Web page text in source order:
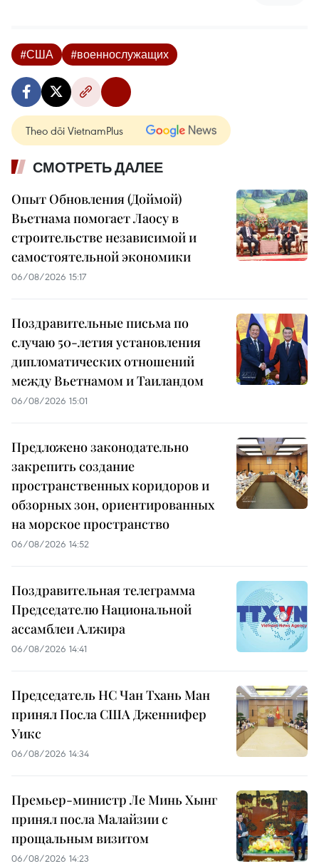
#США #военнослужащих
Theo dõi VietnamPlus
СМОТРЕТЬ ДАЛЕЕ
Опыт Обновления (Доймой)
Вьетнама помогает Лаосу в
строительстве независимой и
самостоятельной экономики
06/08/2026 15:17
Поздравительные письма по
случаю 50-летия установления
дипломатических отношений
между Вьетнамом и Таиландом
06/08/2026 15:01
Предложено законодательно
закрепить создание
пространственных коридоров и
обзорных зон, ориентированных
на морское пространство
06/08/2026 14:52
Поздравительная телеграмма
Председателю Национальной
ассамблеи Алжира
06/08/2026 14:41
Председатель НС Чан Тхань Ман
принял Посла США Дженнифер
Уикс
06/08/2026 14:34
Премьер-министр Ле Минь Хынг
принял посла Малайзии с
прощальным визитом
06/08/2026 14:23